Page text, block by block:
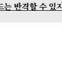
는 반격할 수 있